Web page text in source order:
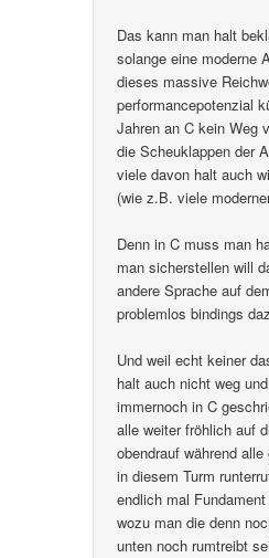
Das kann man halt
solange eine moderne
dieses massive
performancepotenzial
Jahren an C kein Weg
die Scheuklappen der
viele davon halt auch
(wie z.B. viele
Denn in C muss man
man sicherstellen will
andere Sprache auf
problemlos bindings
Und weil echt keiner
halt auch nicht weg
immernoch in C
alle weiter fröhlich auf
obendrauf während
in diesem Turm
endlich mal
wozu man die denn
unten noch rumtreibt